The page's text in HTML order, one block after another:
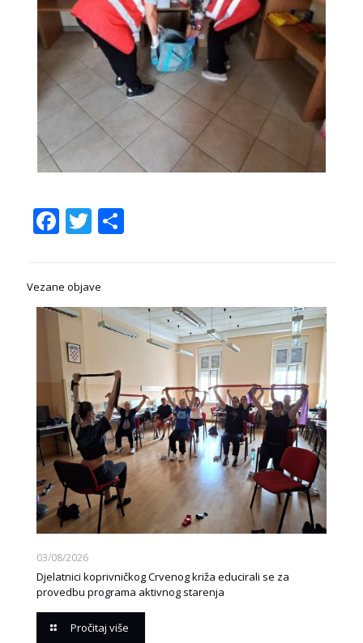
Facebook
Twitter
Share
Vezane objave
03/08/2026
Djelatnici koprivničkog Crvenog križa educirali se za
provedbu programa aktivnog starenja
Pročitaj više